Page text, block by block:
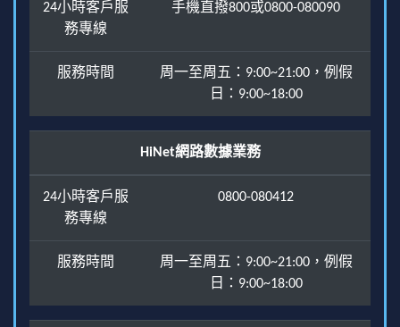
24小時客戶服
務專線
手機直撥800或0800-080090
服務時間
周一至周五：9:00~21:00，例假
日：9:00~18:00
HiNet網路數據業務
24小時客戶服
務專線
0800-080412
服務時間
周一至周五：9:00~21:00，例假
日：9:00~18:00